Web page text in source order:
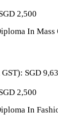
2,500
In Mass
SGD
2,500
In